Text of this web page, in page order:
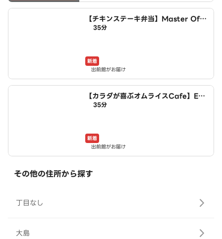
【チキンステーキ弁当】Master Of C
hicken～稲沢井之口店～
35分
新着
出前館がお届け
【カラダが喜ぶオムライスCafe】Egg
House～稲沢井之口店～
35分
新着
出前館がお届け
その他の住所から探す
丁目なし
大島